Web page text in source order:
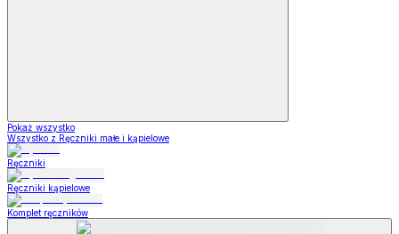
Pokaż wszystko
Wszystko z Ręczniki małe i kąpielowe
Ręczniki
Ręczniki kąpielowe
Komplet ręczników